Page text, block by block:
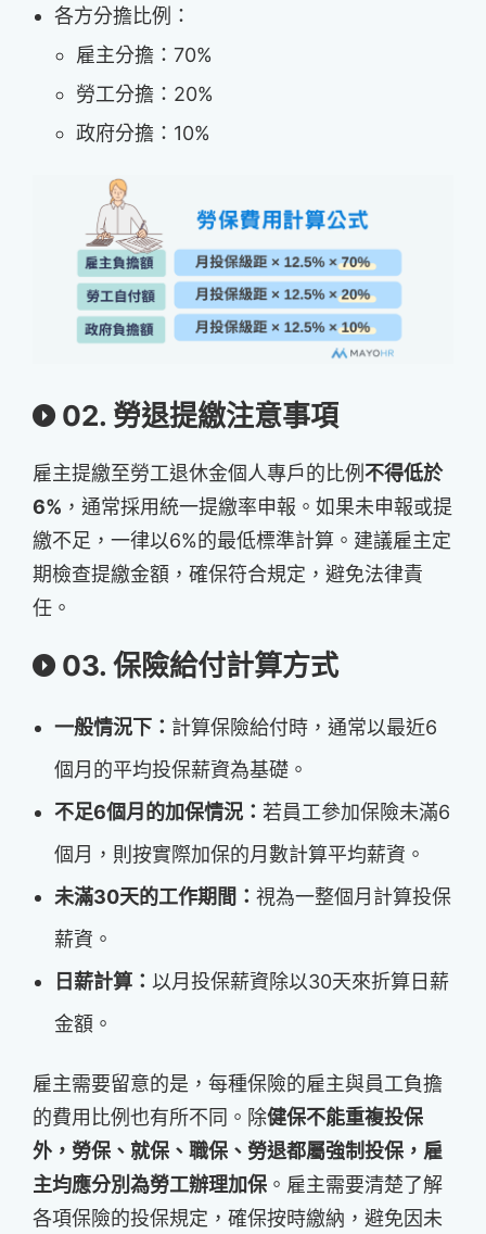
各方分擔比例：
雇主分擔：70%
勞工分擔：20%
政府分擔：10%
02. 勞退提繳注意事項
雇主提繳至勞工退休金個人專戶的比例不得低於
6% ，通常採用統一提繳率申報。如果未申報或提
繳不足，一律以6%的最低標準計算。建議雇主定
期檢查提繳金額，確保符合規定，避免法律責
任。
03. 保險給付計算方式
一般情況下： 計算保險給付時，通常以最近6
個月的平均投保薪資為基礎。
不足6個月的加保情況： 若員工參加保險未滿6
個月，則按實際加保的月數計算平均薪資。
未滿30天的工作期間： 視為一整個月計算投保
薪資。
日薪計算： 以月投保薪資除以30天來折算日薪
金額。
雇主需要留意的是，每種保險的雇主與員工負擔
的費用比例也有所不同。除健保不能重複投保
外，勞保、就保、職保、勞退都屬強制投保，雇
主均應分別為勞工辦理加保 。雇主需要清楚了解
各項保險的投保規定，確保按時繳納，避免因未